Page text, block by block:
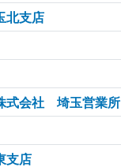
北支店
式会社 埼玉営業所
支店